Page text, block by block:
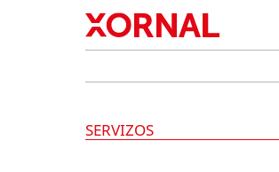
SERVIZOS